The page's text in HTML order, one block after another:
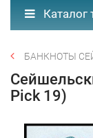
Каталог
БАНКНОТЫ
Pick 19)